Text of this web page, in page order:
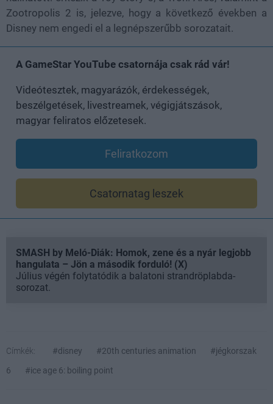
Zootropolis 2 is, jelezve, hogy a következő években a
Disney nem engedi el a legnépszerűbb sorozatait.
A GameStar YouTube csatornája csak rád vár!
Videótesztek, magyarázók, érdekességek,
beszélgetések, livestreamek, végigjátszások,
magyar feliratos előzetesek.
Feliratkozom
Csatornatag leszek
SMASH by Meló-Diák: Homok, zene és a nyár legjobb
hangulata – Jön a második forduló! (X)
Július végén folytatódik a balatoni strandröplabda-
sorozat.
Címkék: #disney #20th centuries animation
#jégkorszak
6
#ice age 6: boiling point